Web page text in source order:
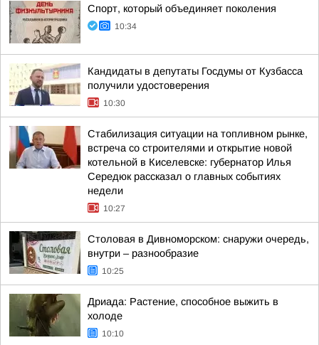
Спорт, который объединяет поколения
10:34
Кандидаты в депутаты Госдумы от Кузбасса
получили удостоверения
10:30
Стабилизация ситуации на топливном рынке,
встреча со строителями и открытие новой
котельной в Киселевске: губернатор Илья
Середюк рассказал о главных событиях
недели
10:27
Столовая в Дивноморском: снаружи очередь,
внутри – разнообразие
10:25
Дриада: Растение, способное выжить в
холоде
10:10